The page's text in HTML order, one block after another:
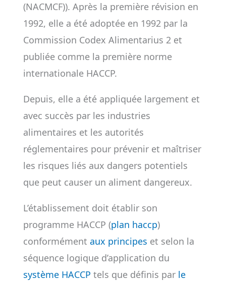
(NACMCF)). Après la première révision en
1992, elle a été adoptée en 1992 par la
Commission Codex Alimentarius 2 et
publiée comme la première norme
internationale HACCP.
Depuis, elle a été appliquée largement et
avec succès par les industries
alimentaires et les autorités
réglementaires pour prévenir et maîtriser
les risques liés aux dangers potentiels
que peut causer un aliment dangereux.
L’établissement doit établir son
programme HACCP (plan haccp)
conformément aux principes et selon la
séquence logique d’application du
système HACCP tels que définis par le